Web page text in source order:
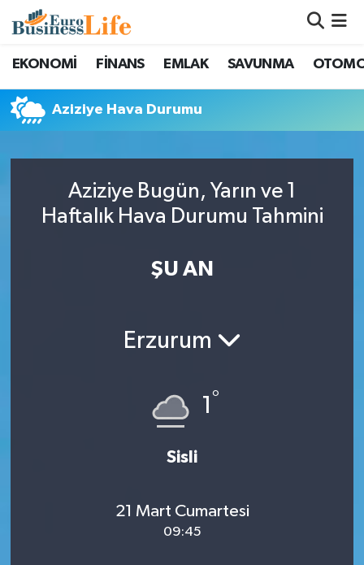
EKONOMİ FİNANS EMLAK SAVUNMA
Aziziye Hava Durumu
Aziziye Bugün, Yarın ve 1
Haftalık Hava Durumu Tahmini
ŞU AN
Erzurum
1 °
Sisli
21 Mart Cumartesi
09:45
Nöbetçi Eczaneler
Hava Durumu
Trafik Durumu
Süper Lig Puan Durumu ve Fikstür